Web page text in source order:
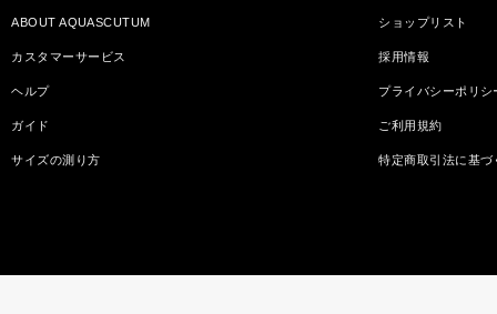
ABOUT AQUASCUTUM
カスタマーサービス
ヘルプ
ガイド
サイズの測り方
ショップリスト
採用情報
プライバシーポリシ
ご利用規約
特定商取引法に基づ